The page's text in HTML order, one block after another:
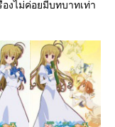
งไม่ค่อยมีบทบาทเท่า